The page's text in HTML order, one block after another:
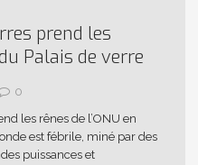
prend les
Palais de verre
0
les rênes de l’ONU en
est fébrile, miné par des
puissances et